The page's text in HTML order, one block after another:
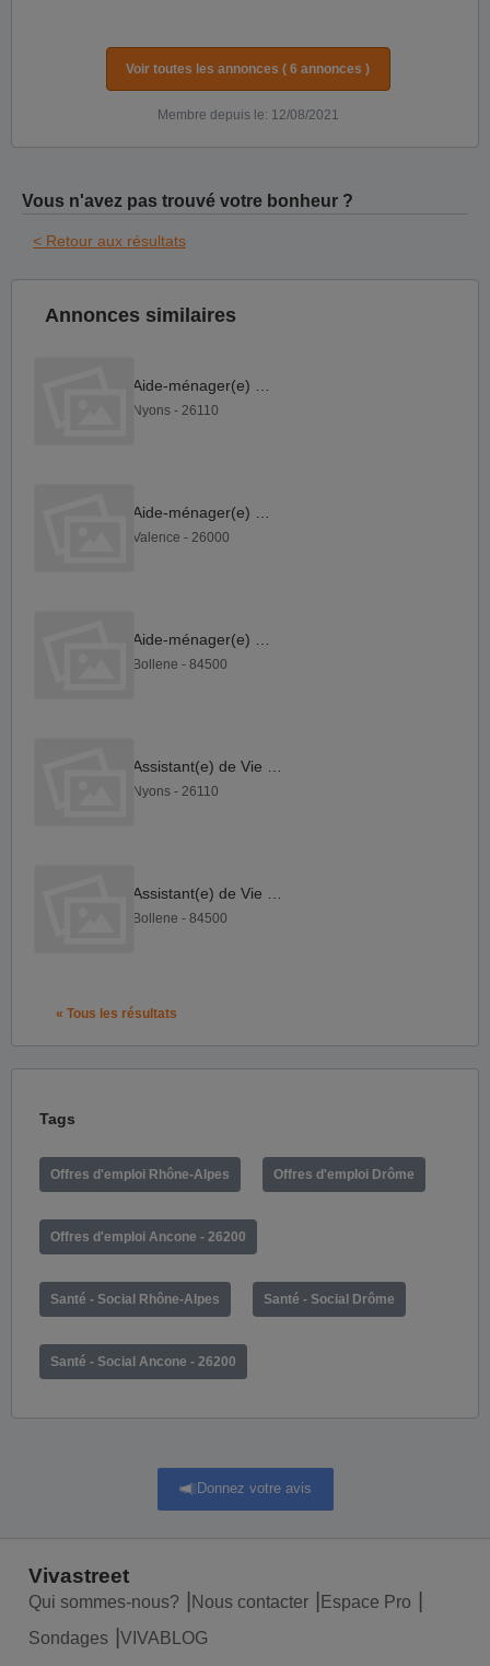
Voir toutes les annonces ( 6 annonces )
Membre depuis le: 12/08/2021
Vous n'avez pas trouvé votre bonheur ?
< Retour aux résultats
Annonces similaires
Nyons - 26110
Valence - 26000
Bollene - 84500
Nyons - 26110
Bollene - 84500
« Tous les résultats
Tags
Offres d'emploi Rhône-Alpes Offres d'emploi Drôme
Offres d'emploi Ancone - 26200
Santé - Social Rhône-Alpes Santé - Social Drôme
Santé - Social Ancone - 26200
Donnez votre avis
Vivastreet
Qui sommes-nous? Nous contacter
Espace Pro
Sondages
VIVABLOG